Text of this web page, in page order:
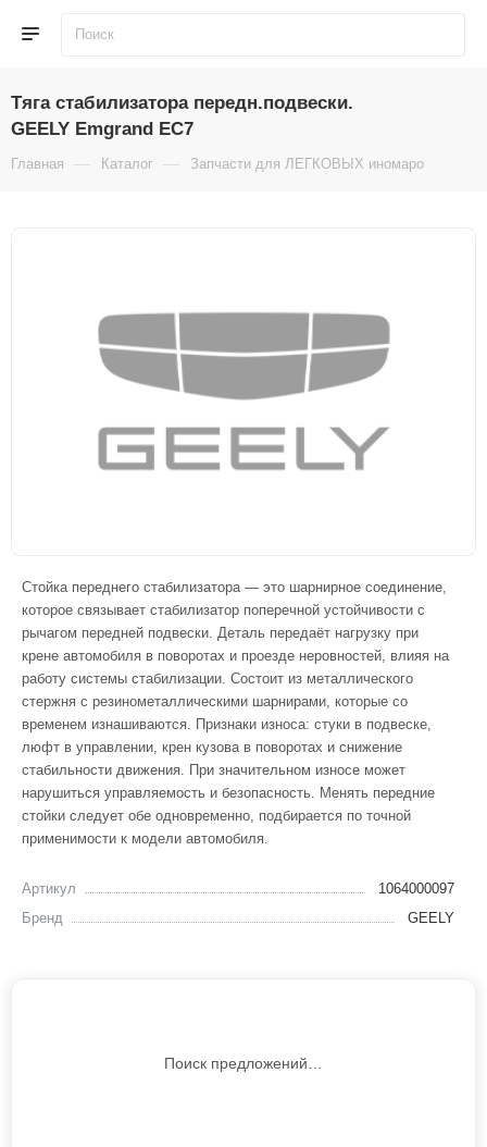
Тяга стабилизатора передн.подвески.
GEELY Emgrand EC7
Главная — Каталог — Запчасти для ЛЕГКОВЫХ иномарок
Стойка переднего стабилизатора — это шарнирное соединение,
которое связывает стабилизатор поперечной устойчивости с
рычагом передней подвески. Деталь передаёт нагрузку при
крене автомобиля в поворотах и проезде неровностей, влияя на
работу системы стабилизации. Состоит из металлического
стержня с резинометаллическими шарнирами, которые со
временем изнашиваются. Признаки износа: стуки в подвеске,
люфт в управлении, крен кузова в поворотах и снижение
стабильности движения. При значительном износе может
нарушиться управляемость и безопасность. Менять передние
стойки следует обе одновременно, подбирается по точной
применимости к модели автомобиля.
Артикул
1064000097
Бренд
GEELY
Поиск предложений…